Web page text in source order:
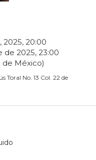
, 2025, 20:00
de 2025, 23:00
de México)
Toral No. 13 Col. 22 de